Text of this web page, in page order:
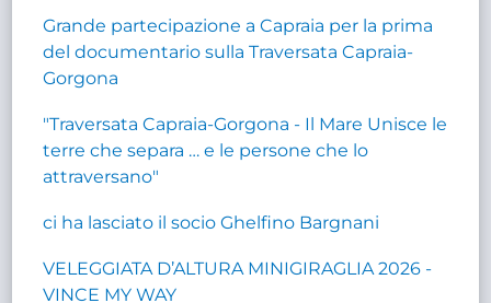
Grande partecipazione a Capraia per la prima
del documentario sulla Traversata Capraia-
Gorgona
"Traversata Capraia-Gorgona - Il Mare Unisce le
terre che separa … e le persone che lo
attraversano"
ci ha lasciato il socio Ghelfino Bargnani
VELEGGIATA D’ALTURA MINIGIRAGLIA 2026 -
VINCE MY WAY